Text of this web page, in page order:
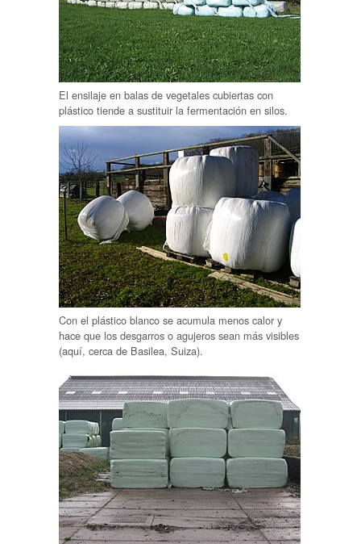
El ensilaje en balas de vegetales cubiertas con
plástico tiende a sustituir la fermentación en silos.
Con el plástico blanco se acumula menos calor y
hace que los desgarros o agujeros sean más visibles
(aquí, cerca de Basilea, Suiza).